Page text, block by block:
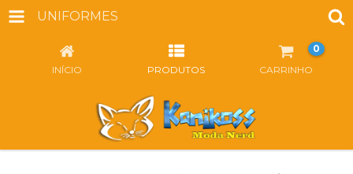
UNIFORMES
INÍCIO PRODUTOS CARRINHO
0